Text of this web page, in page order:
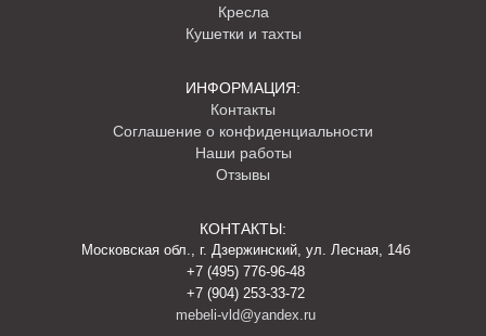
Кресла
Кушетки и тахты
ИНФОРМАЦИЯ:
Контакты
Соглашение о конфиденциальности
Наши работы
Отзывы
КОНТАКТЫ:
Московская обл., г. Дзержинский, ул. Лесная, 14б
+7 (495) 776-96-48
+7 (904) 253-33-72
mebeli-vld@yandex.ru